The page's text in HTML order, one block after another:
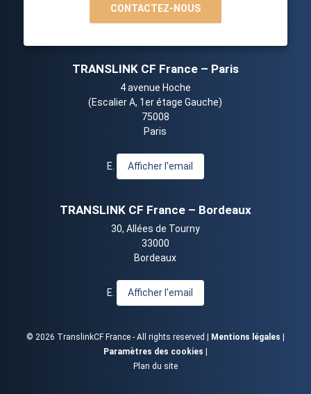
CONTACTEZ-NOUS
TRANSLINK CF France – Paris
4 avenue Hoche
(Escalier A, 1er étage Gauche)
75008
Paris
E. Afficher l'email
TRANSLINK CF France – Bordeaux
30, Allées de Tourny
33000
Bordeaux
E. Afficher l'email
© 2026 TranslinkCF France - All rights reserved | Mentions légales
Paramètres des cookies
Plan du site